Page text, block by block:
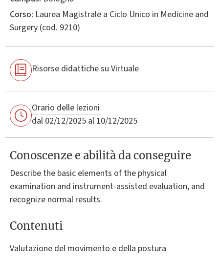
Corso: Laurea Magistrale a Ciclo Unico in Medicine and
Surgery (cod. 9210)
Risorse didattiche su Virtuale
Orario delle lezioni
dal 02/12/2025 al 10/12/2025
Conoscenze e abilità da conseguire
Describe the basic elements of the physical
examination and instrument-assisted evaluation, and
recognize normal results.
Contenuti
Valutazione del movimento e della postura